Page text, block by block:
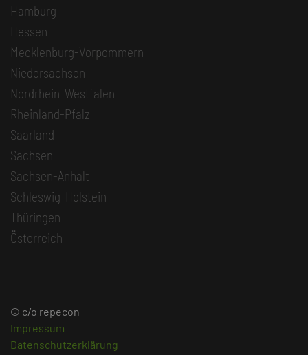
Hamburg
Hessen
Mecklenburg-Vorpommern
Niedersachsen
Nordrhein-Westfalen
Rheinland-Pfalz
Saarland
Sachsen
Sachsen-Anhalt
Schleswig-Holstein
Thüringen
Österreich
© c/o repecon
Impressum
Datenschutzerklärung